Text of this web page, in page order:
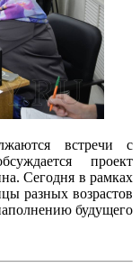
встречи с
проект
Сегодня в рамках
разных возрастов
будущего